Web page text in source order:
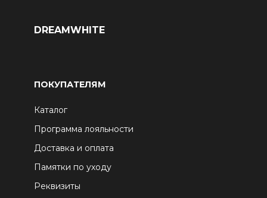
DREAMWHITE
ПОКУПАТЕЛЯМ
Каталог
Программа лояльности
Доставка и оплата
Памятки по уходу
Реквизиты